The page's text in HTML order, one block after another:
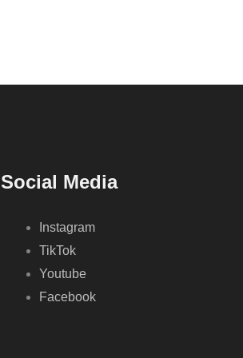
Social Media
Instagram
TikTok
Youtube
Facebook